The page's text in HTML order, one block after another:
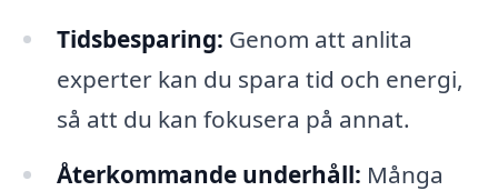
Tidsbesparing: Genom att anlita
experter kan du spara tid och energi,
så att du kan fokusera på annat.
Återkommande underhåll: Många